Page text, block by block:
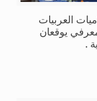
العربيات
يوقعان
.